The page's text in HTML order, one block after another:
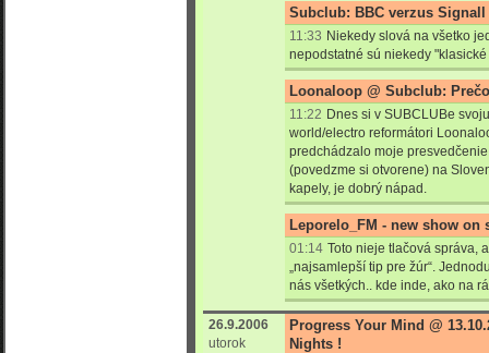
Subclub: BBC verzus Signall
11:33 Niekedy slová na všetko
nepodstatné sú niekedy
Loonaloop @ Subclub:
11:22 Dnes si v SUBCLUBe
world/electro reformátori
predchádzalo moje
(povedzme si otvorene) na
kapely, je dobrý nápad.
Leporelo_FM - new show on
01:14 Toto nieje tlačová správa,
„najsamlepší tip pre žúr“.
nás všetkých.. kde inde, ako na
26.9.2006
utorok
Progress Your Mind @
Nights !